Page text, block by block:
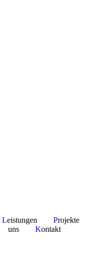
Leistungen Projekte
uns Kontakt